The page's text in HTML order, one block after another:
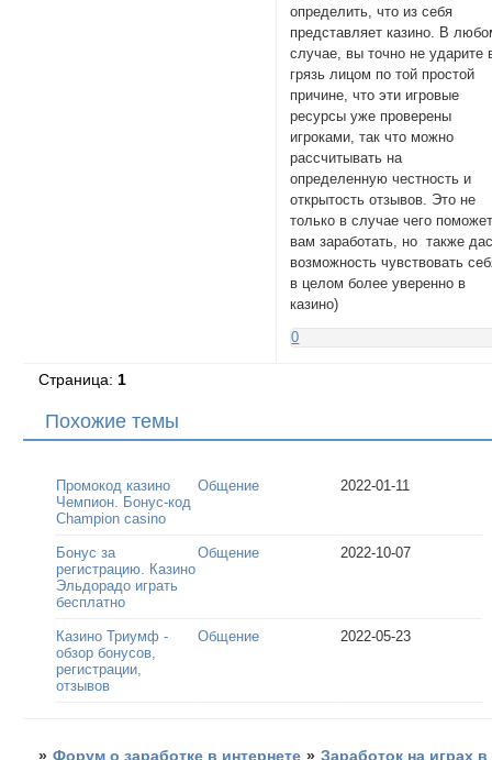
определить, что из себя
представляет казино. В
случае, вы точно не ударите
грязь лицом по той простой
причине, что эти игровые
ресурсы уже проверены
игроками, так что можно
рассчитывать на
определенную честность и
открытость отзывов. Это не
только в случае чего
вам заработать, но также
возможность чувствовать
в целом более уверенно в
казино)
0
Страница: 1
Похожие темы
Промокод казино
Чемпион. Бонус-код
Champion casino
Общение 2022-01-11
Бонус за
регистрацию. Казино
Эльдорадо играть
бесплатно
Общение 2022-10-07
Казино Триумф -
обзор бонусов,
регистрации,
отзывов
Общение 2022-05-23
» Форум о заработке в интернете » Заработок на играх в